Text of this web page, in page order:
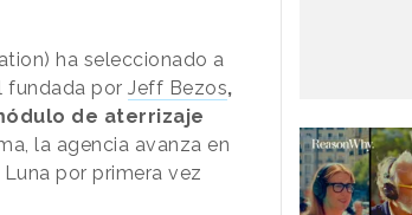
ha seleccionado a
fundada por Jeff Bezos,
de aterrizaje
la agencia avanza en
por primera vez